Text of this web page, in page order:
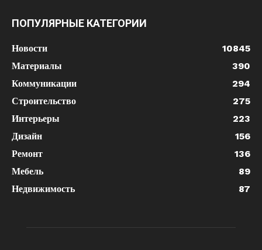
ПОПУЛЯРНЫЕ КАТЕГОРИИ
Новости
10845
Материалы
390
Коммуникации
294
Строительство
275
Интерьеры
223
Дизайн
156
Ремонт
136
Мебель
89
Недвижимость
87